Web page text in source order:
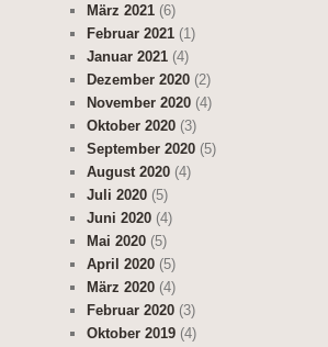
März 2021 (6)
Februar 2021 (1)
Januar 2021 (4)
Dezember 2020 (2)
November 2020 (4)
Oktober 2020 (3)
September 2020 (5)
August 2020 (4)
Juli 2020 (5)
Juni 2020 (4)
Mai 2020 (5)
April 2020 (5)
März 2020 (4)
Februar 2020 (3)
Oktober 2019 (4)